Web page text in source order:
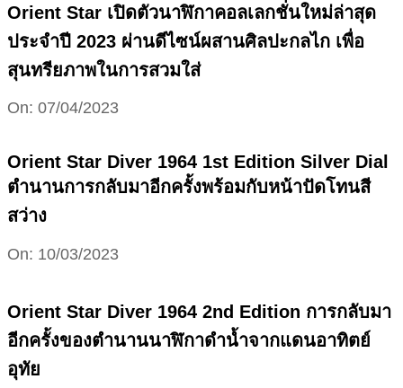
Orient Star เปิดตัวนาฬิกาคอลเลกชั่นใหม่ล่าสุด
ประจำปี 2023 ผ่านดีไซน์ผสานศิลปะกลไก เพื่อ
สุนทรียภาพในการสวมใส่
2023-
On: 07/04/2023
Orient Star Diver 1964 1st Edition Silver Dial
ตำนานการกลับมาอีกครั้งพร้อมกับหน้าปัดโทนสี
สว่าง
2023-
On: 10/03/2023
Orient Star Diver 1964 2nd Edition การกลับมา
อีกครั้งของตำนานนาฬิกาดำน้ำจากแดนอาทิตย์
อุทัย